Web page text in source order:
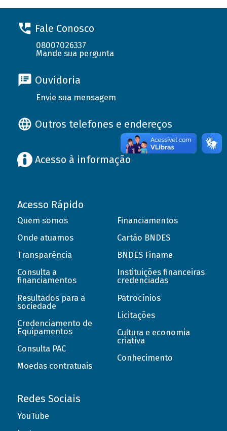
Fale Conosco
08007026337
Mande sua pergunta
Ouvidoria
Envie sua mensagem
Outros telefones e endereços
Acesso à informação
Acesso Rápido
Quem somos
Onde atuamos
Transparência
Consulta a
financiamentos
Resultados para a
sociedade
Credenciamento de
Equipamentos
Consulta PAC
Moedas contratuais
Financiamentos
Cartão BNDES
BNDES Finame
Instituições financeiras
credenciadas
Patrocínios
Licitações
Cultura e economia
criativa
Conhecimento
Redes Sociais
YouTube